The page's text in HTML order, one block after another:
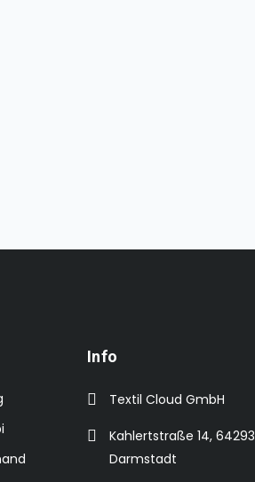
Info
Textil Cloud GmbH
Kahlertstraße 14, 64293
Darmstadt